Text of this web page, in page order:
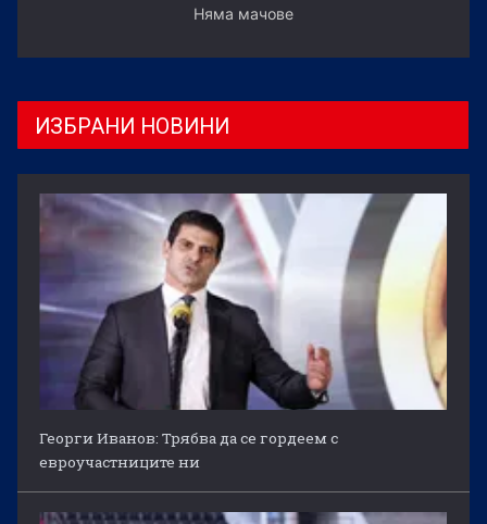
Няма мачове
ИЗБРАНИ НОВИНИ
Георги Иванов: Трябва да се гордеем с
евроучастниците ни